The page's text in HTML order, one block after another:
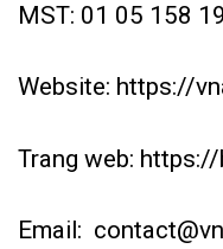
MST: 01 05 158
Website: https://
Trang web: https://
Email: